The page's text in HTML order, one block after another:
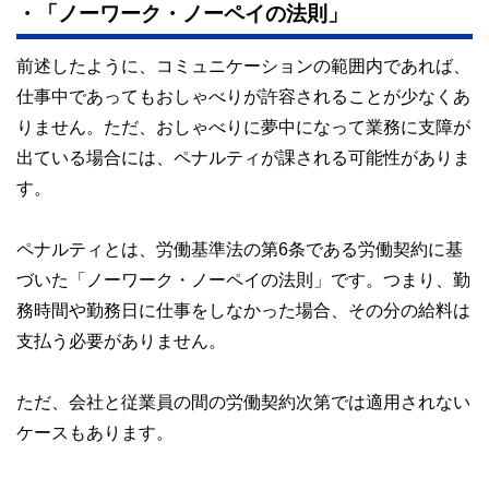
・「ノーワーク・ノーペイの法則」
前述したように、コミュニケーションの範囲内であれば、
仕事中であってもおしゃべりが許容されることが少なくあ
りません。ただ、おしゃべりに夢中になって業務に支障が
出ている場合には、ペナルティが課される可能性がありま
す。
ペナルティとは、労働基準法の第6条である労働契約に基
づいた「ノーワーク・ノーペイの法則」です。つまり、勤
務時間や勤務日に仕事をしなかった場合、その分の給料は
支払う必要がありません。
ただ、会社と従業員の間の労働契約次第では適用されない
ケースもあります。